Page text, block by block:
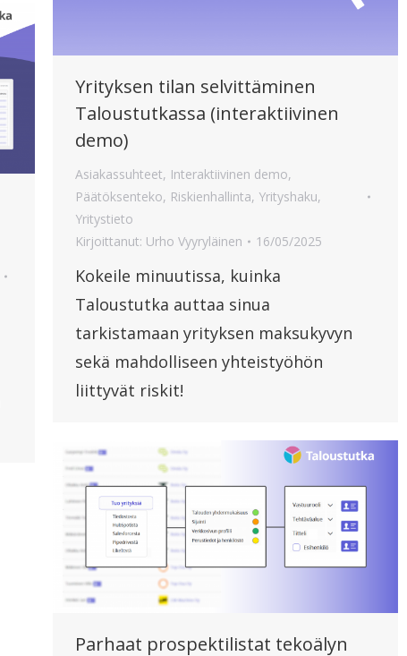
Yrityksen tilan selvittäminen
Taloustutkassa (interaktiivinen
demo)
Asiakassuhteet, Interaktiivinen demo,
Päätöksenteko, Riskienhallinta, Yrityshaku,
Yritystieto
Kirjoittanut: Urho Vyyryläinen 16/05/2025
Kokeile minuutissa, kuinka
Taloustutka auttaa sinua
tarkistamaan yrityksen maksukyvyn
sekä mahdolliseen yhteistyöhön
liittyvät riskit!
Parhaat prospektilistat tekoälyn